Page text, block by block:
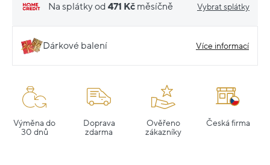
Na splátky od 471 Kč měsíčně Vybrat splátky
Dárkové balení Více informací
Výměna do
30 dnů
Doprava
zdarma
Ověřeno
zákazníky
Česká firma